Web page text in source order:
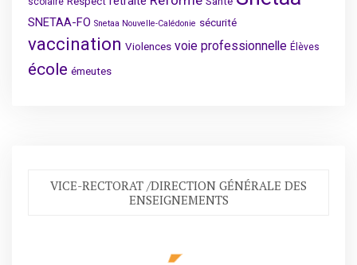
SNETAA-FO Snetaa Nouvelle-Calédonie sécurité
vaccination Violences voie professionnelle Élèves
école émeutes
VICE-RECTORAT /DIRECTION GÉNÉRALE DES
ENSEIGNEMENTS